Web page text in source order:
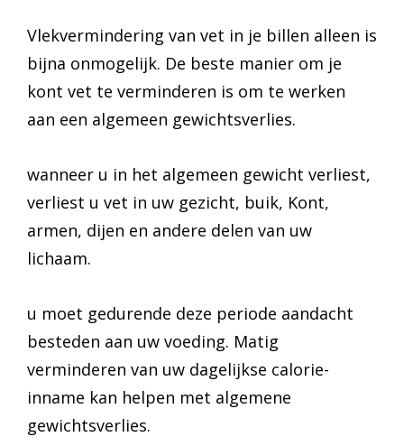
Vlekvermindering van vet in je billen alleen is
bijna onmogelijk. De beste manier om je
kont vet te verminderen is om te werken
aan een algemeen gewichtsverlies.
wanneer u in het algemeen gewicht verliest,
verliest u vet in uw gezicht, buik, Kont,
armen, dijen en andere delen van uw
lichaam.
u moet gedurende deze periode aandacht
besteden aan uw voeding. Matig
verminderen van uw dagelijkse calorie-
inname kan helpen met algemene
gewichtsverlies.